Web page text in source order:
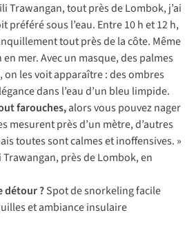
Trawangan, tout près de Lombok, j’ai
sous l’eau. Entre 10 h et 12 h,
tout près de la côte. Même
mer. Avec un masque, des palmes
on les voit apparaître : des ombres
dans l’eau d’un bleu limpide.
farouches,alors vous pouvez nager
mesurent près d’un mètre, d’autres
toutes sont calmes et inoffensives. »
Trawangan, près de Lombok, en
détour ?Spot de snorkeling facile
et ambiance insulaire